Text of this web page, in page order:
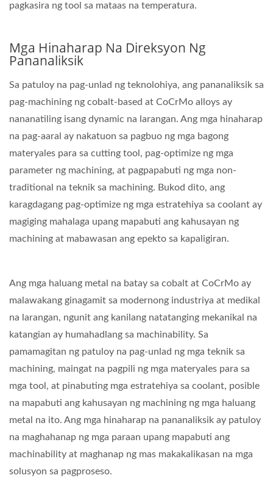
pagkasira ng tool sa mataas na temperatura.
Mga Hinaharap Na Direksyon Ng
Pananaliksik
Sa patuloy na pag-unlad ng teknolohiya, ang pananaliksik sa
pag-machining ng cobalt-based at CoCrMo alloys ay
nananatiling isang dynamic na larangan. Ang mga hinaharap
na pag-aaral ay nakatuon sa pagbuo ng mga bagong
materyales para sa cutting tool, pag-optimize ng mga
parameter ng machining, at pagpapabuti ng mga non-
traditional na teknik sa machining. Bukod dito, ang
karagdagang pag-optimize ng mga estratehiya sa coolant ay
magiging mahalaga upang mapabuti ang kahusayan ng
machining at mabawasan ang epekto sa kapaligiran.
Ang mga haluang metal na batay sa cobalt at CoCrMo ay
malawakang ginagamit sa modernong industriya at medikal
na larangan, ngunit ang kanilang natatanging mekanikal na
katangian ay humahadlang sa machinability. Sa
pamamagitan ng patuloy na pag-unlad ng mga teknik sa
machining, maingat na pagpili ng mga materyales para sa
mga tool, at pinabuting mga estratehiya sa coolant, posible
na mapabuti ang kahusayan ng machining ng mga haluang
metal na ito. Ang mga hinaharap na pananaliksik ay patuloy
na maghahanap ng mga paraan upang mapabuti ang
machinability at maghanap ng mas makakalikasan na mga
solusyon sa pagproseso.